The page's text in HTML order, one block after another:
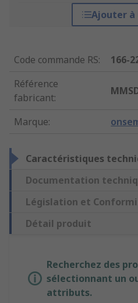
Ajouter à
Code commande RS:
166-
Référence
fabricant:
Marque:
Caractéristiques
Documentation
Législation et
Détail produit
Recherchez des
sélectionnant un
attributs.